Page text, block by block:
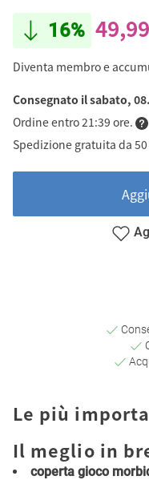
16%
Diventa membro e
Consegnato il sabato,
Ordine entro 21:39 ore.
Spedizione gratuita da
Le più
Il meglio in
coperta gioco